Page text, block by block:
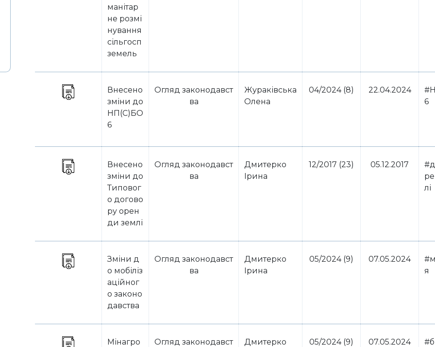
манітар
не розмі
нування
сільгосп
земель
Внесено
зміни до
НП(С)БО
6
Огляд законодавст
ва
Жураківська
Олена
04/2024 (8) 22.04.2024
6
Внесено
зміни до
Типовог
о догово
ру орен
ди землі
Огляд законодавст
ва
Дмитерко
Ірина
12/2017 (23) 05.12.2017
лі
Зміни д
о мобіліз
аційног
о законо
давства
Огляд законодавст
ва
Дмитерко
Ірина
05/2024 (9) 07.05.2024
я
Мінагро
Огляд законодавст
Дмитерко
05/2024 (9) 07.05.2024